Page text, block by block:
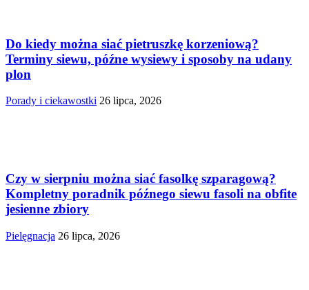
Do kiedy można siać pietruszkę korzeniową?
Terminy siewu, późne wysiewy i sposoby na udany
plon
Porady i ciekawostki 26 lipca, 2026
Czy w sierpniu można siać fasolkę szparagową?
Kompletny poradnik późnego siewu fasoli na obfite
jesienne zbiory
Pielęgnacja 26 lipca, 2026